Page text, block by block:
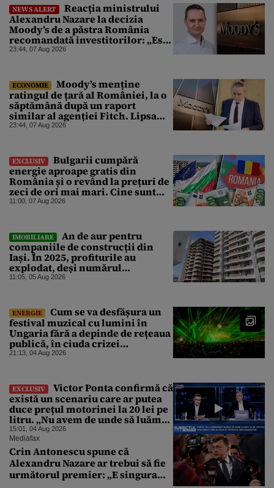
NEWS ALERT
Reacția ministrului
Alexandru Nazare la decizia
Moody’s de a păstra România
recomandată investitorilor: „Este
un răgaz, dar în niciun caz un
23:44, 07 Aug 2026
ECONOMIE
Moody’s menține
ratingul de țară al României, la o
săptămână după un raport
similar al agenției Fitch. Lipsa
unui guvern cu puteri depline,
23:44, 07 Aug 2026
EXCLUSIV
Bulgarii cumpără
energie aproape gratis din
România și o revând la prețuri de
zeci de ori mai mari. Cine sunt
noii „băieți deștepți” din energie
11:00, 07 Aug 2026
IMOBILIARE
An de aur pentru
companiile de construcții din
Iași. În 2025, profiturile au
explodat, deși numărul
angajaților a scăzut
11:05, 05 Aug 2026
ENERGIE
Cum se va desfășura un
festival muzical cu lumini în
Ungaria fără a depinde de rețeaua
publică, în ciuda crizei
energetice
21:13, 04 Aug 2026
EXCLUSIV
Victor Ponta confirmă că
există un scenariu care ar putea
duce prețul motorinei la 20 lei pe
litru. „Nu avem de unde să luăm
petrol”
15:01, 04 Aug 2026
Mediafax
Crin Antonescu spune că
Alexandru Nazare ar trebui să fie
următorul premier: „E singura